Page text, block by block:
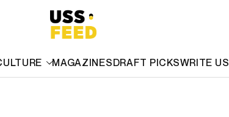
MAGAZINESDRAFT PICKSWRITE US